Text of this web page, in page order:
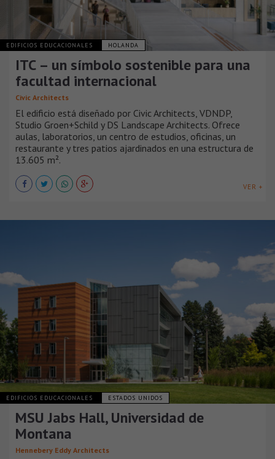
EDIFICIOS EDUCACIONALES HOLANDA
ITC – un símbolo sostenible para una
facultad internacional
Civic Architects
El edificio está diseñado por Civic Architects, VDNDP,
Studio Groen+Schild y DS Landscape Architects. Ofrece
aulas, laboratorios, un centro de estudios, oficinas, un
restaurante y tres patios ajardinados en una estructura de
13.605 m².
VER +
EDIFICIOS EDUCACIONALES ESTADOS UNIDOS
MSU Jabs Hall, Universidad de
Montana
Hennebery Eddy Architects